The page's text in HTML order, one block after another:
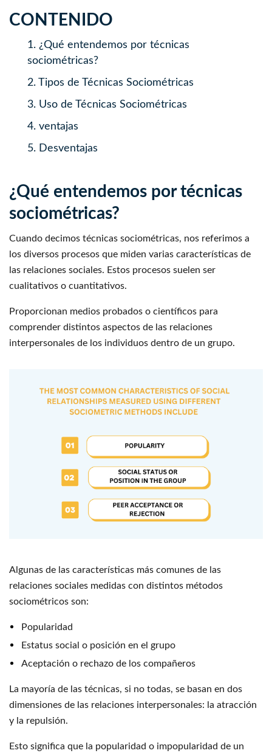
CONTENIDO
1. ¿Qué entendemos por técnicas
sociométricas?
2. Tipos de Técnicas Sociométricas
3. Uso de Técnicas Sociométricas
4. ventajas
5. Desventajas
¿Qué entendemos por técnicas
sociométricas?
Cuando decimos técnicas sociométricas, nos referimos a
los diversos procesos que miden varias características de
las relaciones sociales. Estos procesos suelen ser
cualitativos o cuantitativos.
Proporcionan medios probados o científicos para
comprender distintos aspectos de las relaciones
interpersonales de los individuos dentro de un grupo.
Algunas de las características más comunes de las
relaciones sociales medidas con distintos métodos
sociométricos son:
Popularidad
Estatus social o posición en el grupo
Aceptación o rechazo de los compañeros
La mayoría de las técnicas, si no todas, se basan en dos
dimensiones de las relaciones interpersonales: la atracción
y la repulsión.
Esto significa que la popularidad o impopularidad de un